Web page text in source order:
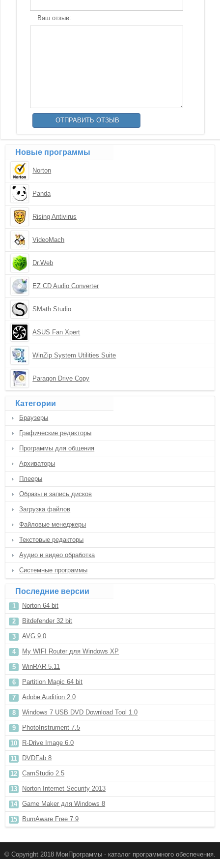
Ваш отзыв:
Новые программы
Norton
Panda
Rising Antivirus
VideoMach
Dr.Web
EZ CD Audio Converter
SMath Studio
ASUS Fan Xpert
WinZip System Utilities Suite
Paragon Drive Copy
Категории
Браузеры
Графические редакторы
Программы для общения
Архиваторы
Плееры
Образы и запись дисков
Загрузка файлов
Файловые менеджеры
Текстовые редакторы
Аудио и видео обработка
Системные программы
Последние версии
Norton 64 bit
Bitdefender 32 bit
AVG 9.0
My WIFI Router для Windows XP
WinRAR 5.11
Partition Magic 64 bit
Adobe Audition 2.0
Windows 7 USB DVD Download Tool 1.0
PhotoInstrument 7.5
R-Drive Image 6.0
DVDFab 8
CamStudio 2.5
Norton Internet Security 2013
Game Maker для Windows 8
BurnAware Free 7.9
© Copyright 2018 МоиПрограммы - каталог программного обеспечения.